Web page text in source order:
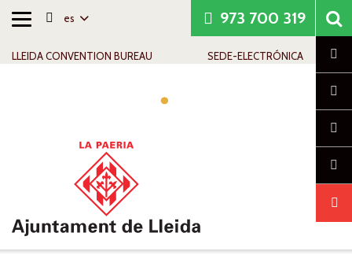
Alternar
es
LLEIDA CONVENTION BUREAU SEDE-ELECTRÓNICA
973 700 319